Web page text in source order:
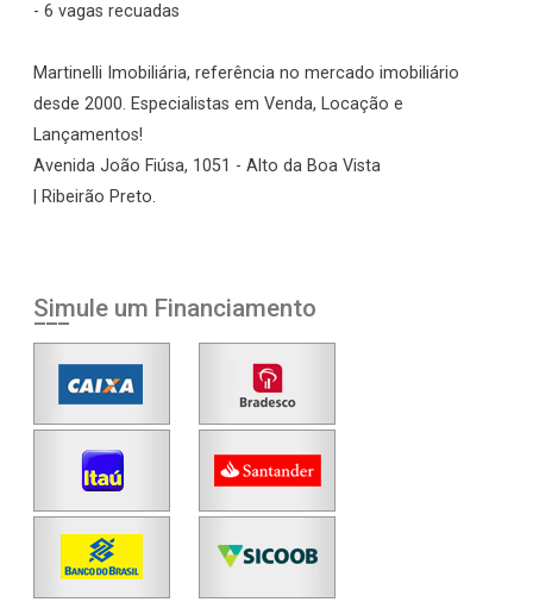
- 6 vagas recuadas
Martinelli Imobiliária, referência no mercado imobiliário
desde 2000. Especialistas em Venda, Locação e
Lançamentos!
Avenida João Fiúsa, 1051 - Alto da Boa Vista
| Ribeirão Preto.
Simule um Financiamento